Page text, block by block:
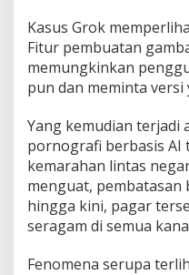
Kasus Grok
Fitur pembuatan
memungkinkan
pun dan meminta
Yang kemudian terjadi
pornografi berbasis AI
kemarahan lintas
menguat, pembatasan
hingga kini, pagar
seragam di semua
Fenomena serupa